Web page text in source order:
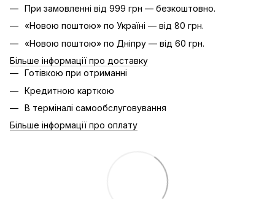
При замовленні від 999 грн — безкоштовно.
«Новою поштою» по Україні — від 80 грн.
«Новою поштою» по Дніпру — від 60 грн.
Більше інформації про доставку
Готівкою при отриманні
Кредитною карткою
В терміналі самообслуговування
Більше інформації про оплату